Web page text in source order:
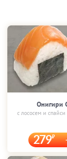
Онигири
с лососем и спайси
279